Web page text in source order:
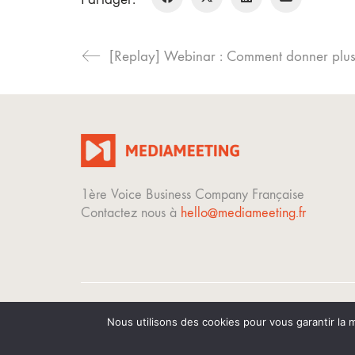
1ère Voice Business Company Française
Contactez nous à hello@mediameeting.fr
© Copyright 2023. Tous droits réservés.
Nous utilisons des cookies pour vous garantir